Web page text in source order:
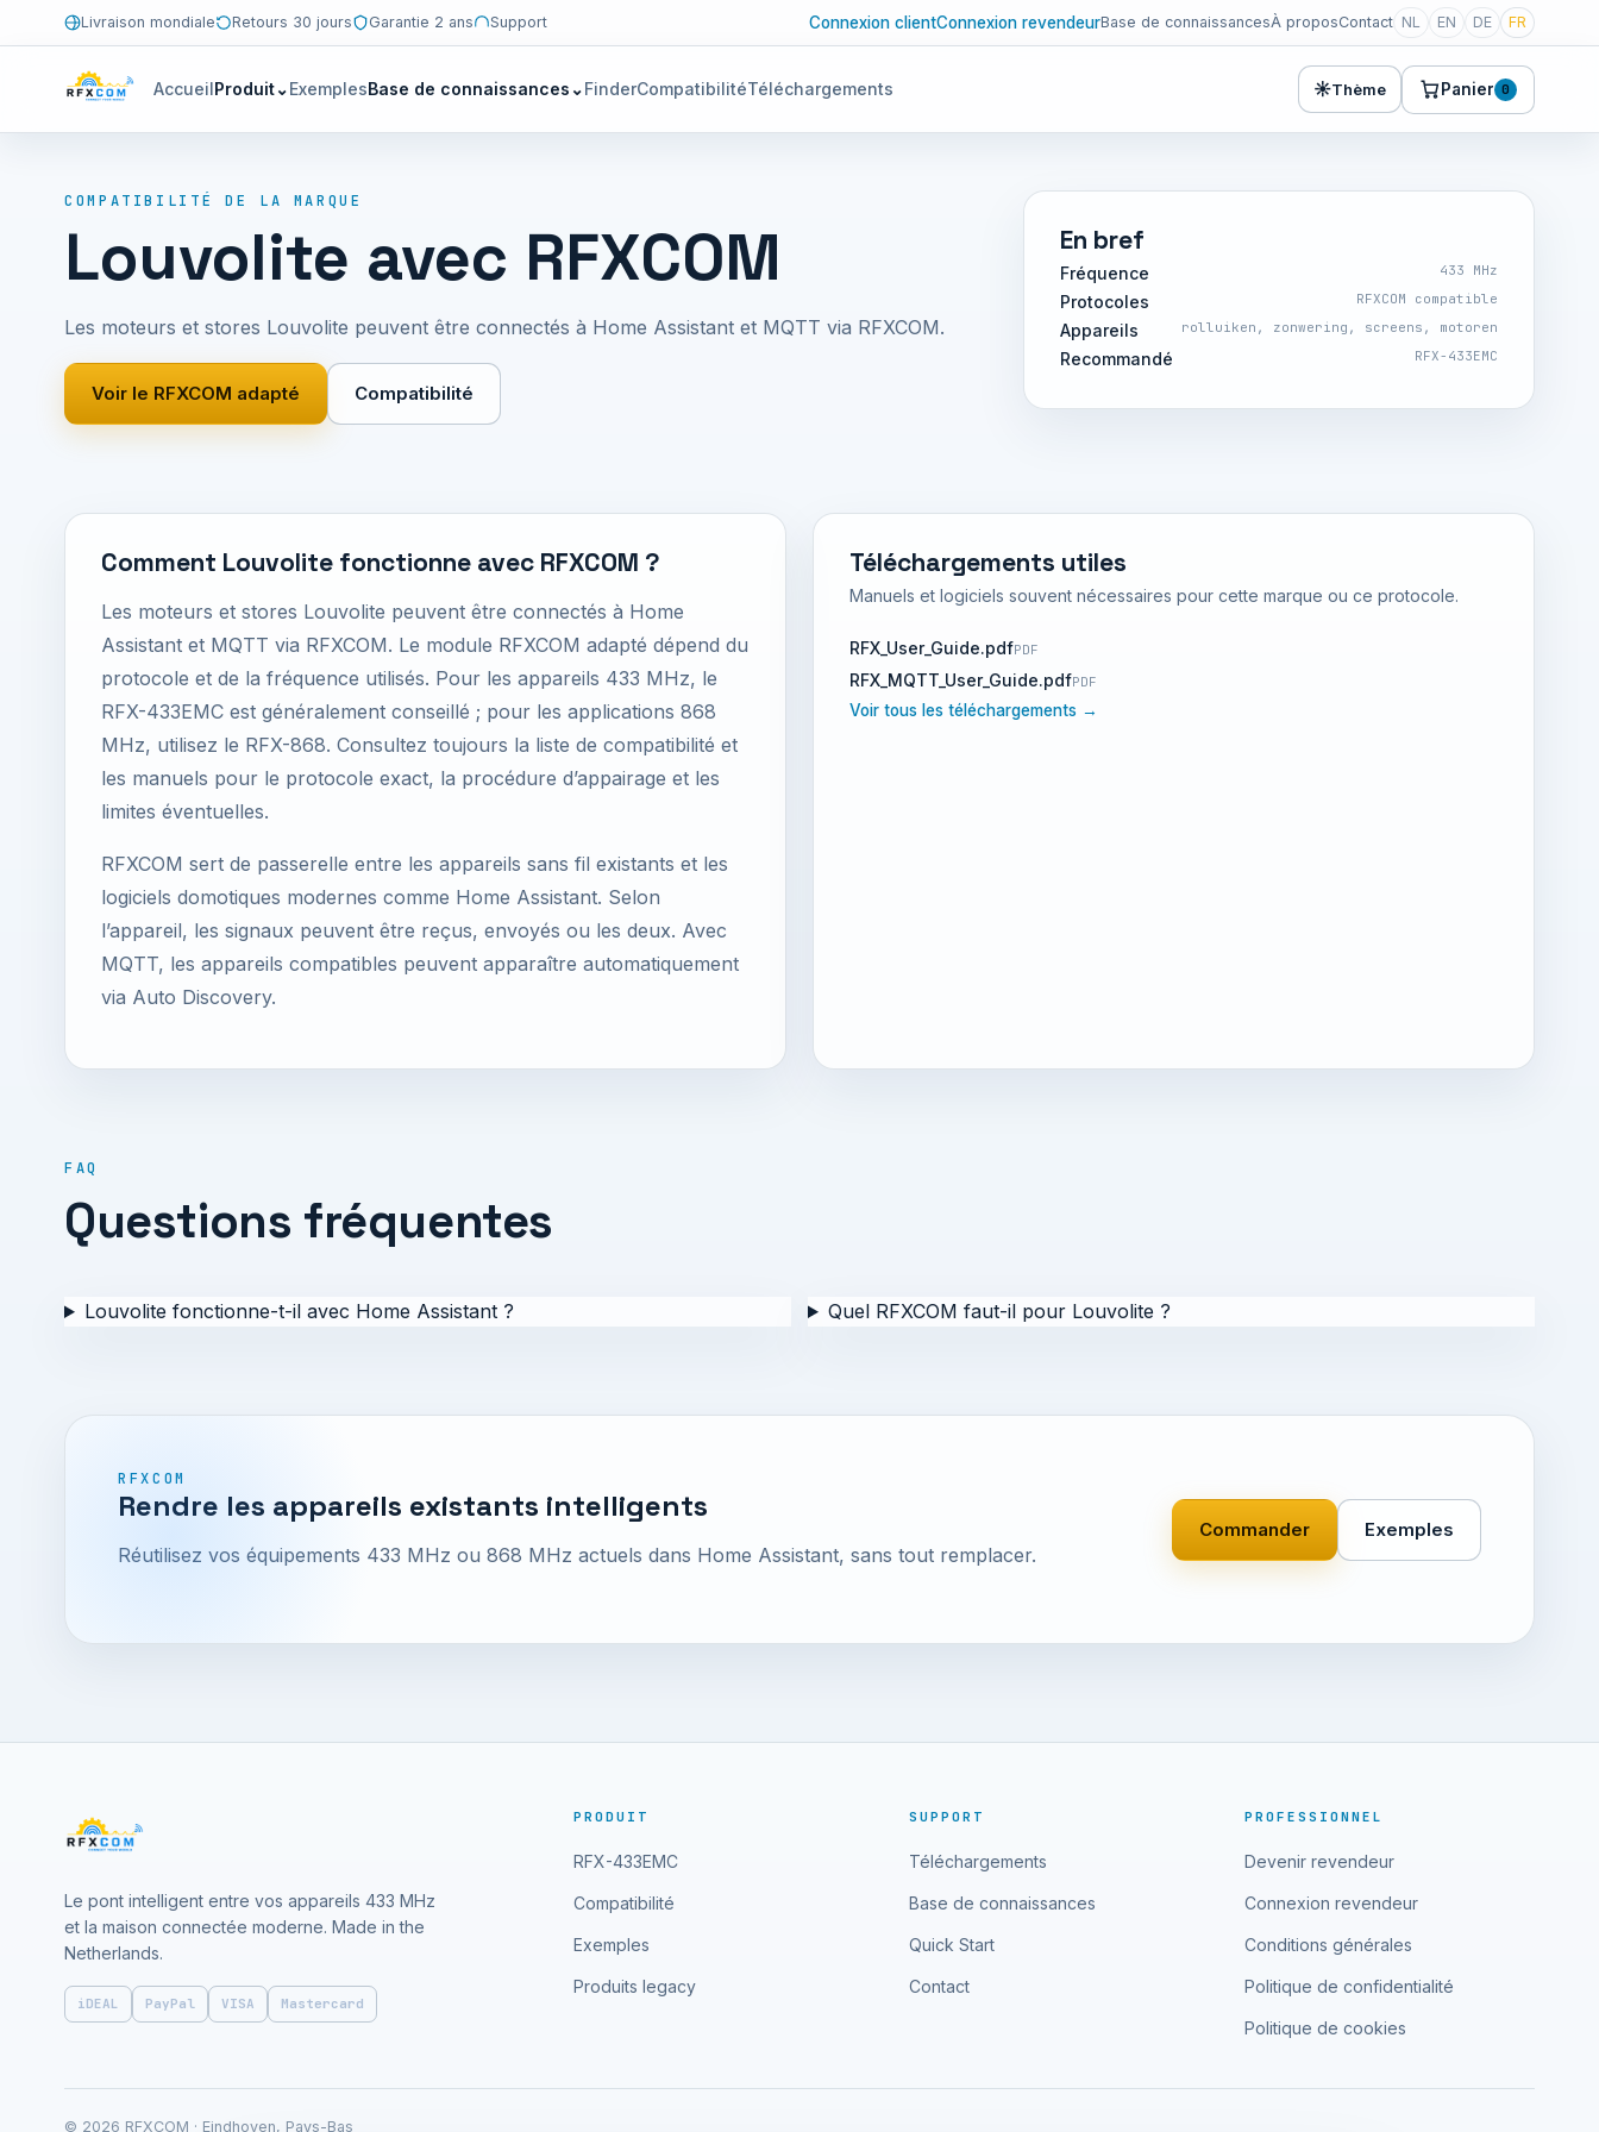
Livraison mondiale Retours 30 jours Garantie 2 ans Support Connexion clientConnexion revendeurBase de connaissancesÀ proposContact NL EN DE FR
AccueilProduit⌄ExemplesBase de connaissances ⌄FinderCompatibilitéTéléchargements ☀Thème Panier 0
COMPATIBILITÉ DE LA MARQUE
Louvolite avec RFXCOM
Les moteurs et stores Louvolite peuvent être connectés à Home Assistant et MQTT via RFXCOM.
Voir le RFXCOM adapté Compatibilité
En bref
Fréquence 433 MHz
Protocoles RFXCOM compatible
Appareils rolluiken, zonwering, screens, motoren
Recommandé RFX-433EMC
Comment Louvolite fonctionne avec RFXCOM ?
Les moteurs et stores Louvolite peuvent être connectés à Home
Assistant et MQTT via RFXCOM. Le module RFXCOM adapté dépend du
protocole et de la fréquence utilisés. Pour les appareils 433 MHz, le
RFX-433EMC est généralement conseillé ; pour les applications 868
MHz, utilisez le RFX-868. Consultez toujours la liste de compatibilité et
les manuels pour le protocole exact, la procédure d’appairage et les
limites éventuelles.
RFXCOM sert de passerelle entre les appareils sans fil existants et les
logiciels domotiques modernes comme Home Assistant. Selon
l’appareil, les signaux peuvent être reçus, envoyés ou les deux. Avec
MQTT, les appareils compatibles peuvent apparaître automatiquement
via Auto Discovery.
Téléchargements utiles
Manuels et logiciels souvent nécessaires pour cette marque ou ce protocole.
RFX_User_Guide.pdfPDF
RFX_MQTT_User_Guide.pdfPDF
Voir tous les téléchargements →
FAQ
Questions fréquentes
Louvolite fonctionne-t-il avec Home Assistant ? Quel RFXCOM faut-il pour Louvolite ?
RFXCOM
Rendre les appareils existants intelligents
Réutilisez vos équipements 433 MHz ou 868 MHz actuels dans Home Assistant, sans tout remplacer.
Commander Exemples
Le pont intelligent entre vos appareils 433 MHz
et la maison connectée moderne. Made in the
Netherlands.
iDEAL PayPal VISA Mastercard
PRODUIT
RFX-433EMC
Compatibilité
Exemples
Produits legacy
SUPPORT
Téléchargements
Base de connaissances
Quick Start
Contact
PROFESSIONNEL
Devenir revendeur
Connexion revendeur
Conditions générales
Politique de confidentialité
Politique de cookies
© 2026 RFXCOM · Eindhoven, Pays-Bas